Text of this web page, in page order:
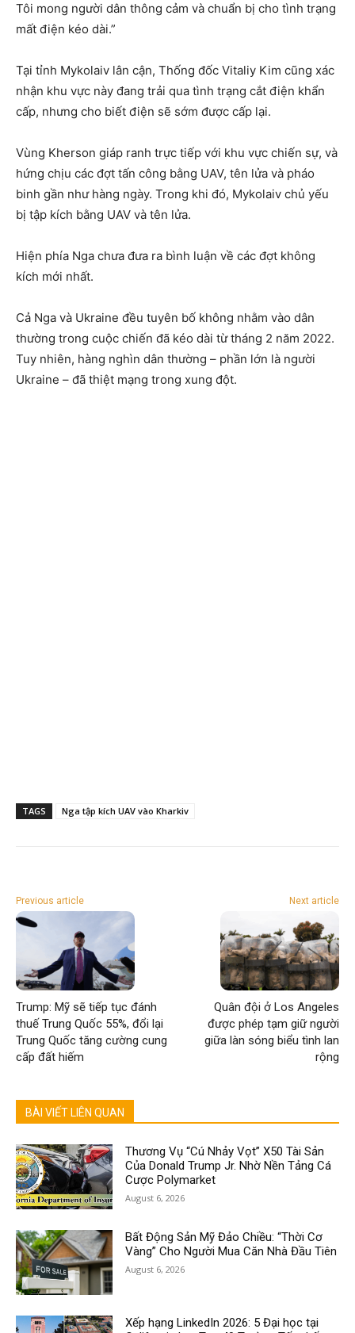
Tôi mong người dân thông cảm và chuẩn bị cho tình trạng
mất điện kéo dài.”
Tại tỉnh Mykolaiv lân cận, Thống đốc Vitaliy Kim cũng xác
nhận khu vực này đang trải qua tình trạng cắt điện khẩn
cấp, nhưng cho biết điện sẽ sớm được cấp lại.
Vùng Kherson giáp ranh trực tiếp với khu vực chiến sự, và
hứng chịu các đợt tấn công bằng UAV, tên lửa và pháo
binh gần như hàng ngày. Trong khi đó, Mykolaiv chủ yếu
bị tập kích bằng UAV và tên lửa.
Hiện phía Nga chưa đưa ra bình luận về các đợt không
kích mới nhất.
Cả Nga và Ukraine đều tuyên bố không nhằm vào dân
thường trong cuộc chiến đã kéo dài từ tháng 2 năm 2022.
Tuy nhiên, hàng nghìn dân thường – phần lớn là người
Ukraine – đã thiệt mạng trong xung đột.
TAGS Nga tập kích UAV vào Kharkiv
Previous article
Trump: Mỹ sẽ tiếp tục đánh
thuế Trung Quốc 55%, đổi lại
Trung Quốc tăng cường cung
cấp đất hiếm
Next article
Quân đội ở Los Angeles
được phép tạm giữ người
giữa làn sóng biểu tình lan
rộng
BÀI VIẾT LIÊN QUAN
Thương Vụ “Cú Nhảy Vọt” X50 Tài Sản
Của Donald Trump Jr. Nhờ Nền Tảng Cá
Cược Polymarket
August 6, 2026
Bất Động Sản Mỹ Đảo Chiều: “Thời Cơ
Vàng” Cho Người Mua Căn Nhà Đầu Tiên
August 6, 2026
Xếp hạng LinkedIn 2026: 5 Đại học tại